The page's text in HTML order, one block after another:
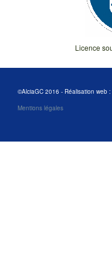
Licence
©AlciaGC 2016 - Réalisation web :
Mentions légales